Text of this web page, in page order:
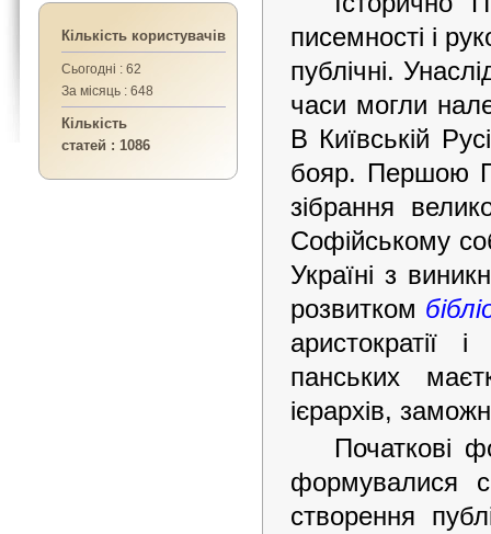
Кількість користувачів
Сьогодні : 62
За місяць : 648
Кількість
статей : 1086
писемності і
публічні.
часи могли
В Київській
бояр. Першою
зібрання
Софійському
Україні з
розвитком
аристократії
панських
ієрархів,
Початкові
формувалися
створення